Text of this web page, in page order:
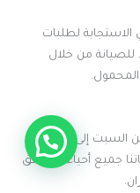
الاستجابة لطلبات
للصيانة من خلال
المحمول.
السبت إلى الخميس،
تغطي خدماتنا جميع أحياء ومناطق
بنا